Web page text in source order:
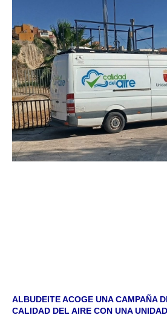
ALBUDEITE ACOGE UNA CAMPAÑA
CALIDAD DEL AIRE CON UNA